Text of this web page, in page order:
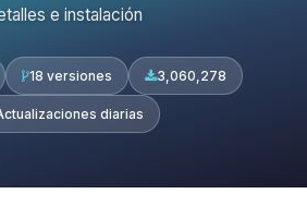
e instalación
18 versiones 3,060,278
diarias